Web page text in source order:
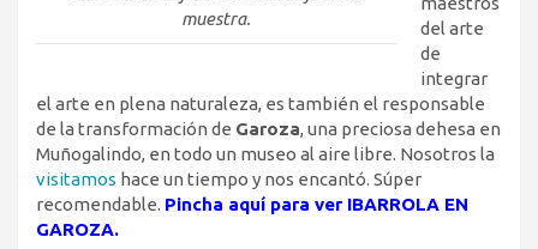
muestra.
del arte
de
integrar
el arte en plena naturaleza, es también el responsable
de la transformación de Garoza, una preciosa dehesa en
Muñogalindo, en todo un museo al aire libre. Nosotros la
visitamos hace un tiempo y nos encantó. Súper
recomendable. Pincha aquí para ver IBARROLA EN
GAROZA.